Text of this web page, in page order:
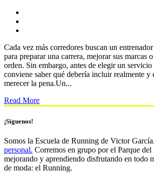
Cada vez más corredores buscan un
para preparar una carrera, mejorar sus marcas
orden. Sin embargo, antes de elegir un
conviene saber qué debería incluir realmente y
merecer la pena.Un...
Read More
¡Síguenos!
Somos la Escuela de Running de Victor García.
personal. Corremos en grupo por el Parque
mejorando y aprendiendo disfrutando en todo
de moda: el Running.